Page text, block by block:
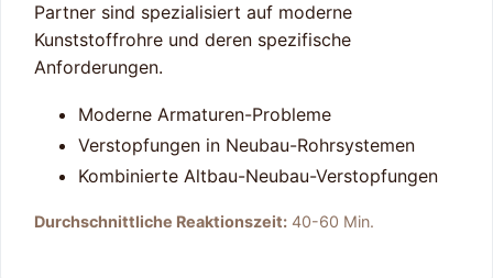
Partner sind spezialisiert auf moderne
Kunststoffrohre und deren spezifische
Anforderungen.
Moderne Armaturen-Probleme
Verstopfungen in Neubau-Rohrsystemen
Kombinierte Altbau-Neubau-Verstopfungen
Durchschnittliche Reaktionszeit: 40-60 Min.